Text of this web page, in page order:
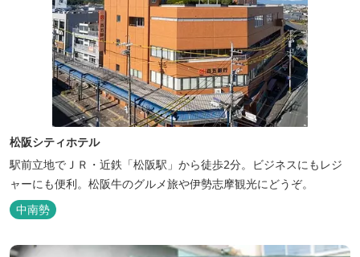
松阪シティホテル
駅前立地でＪＲ・近鉄「松阪駅」から徒歩2分。ビジネスにもレジ
ャーにも便利。松阪牛のグルメ旅や伊勢志摩観光にどうぞ。
中南勢